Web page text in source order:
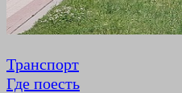
Транспорт
Где поесть